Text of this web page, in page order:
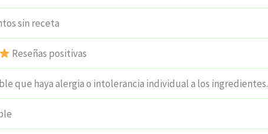
sin receta
Reseñas positivas
que haya alergia o intolerancia individual a los ingredientes.